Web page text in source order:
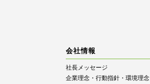
会社情報
社長メッセージ
企業理念・行動指針・環境理念